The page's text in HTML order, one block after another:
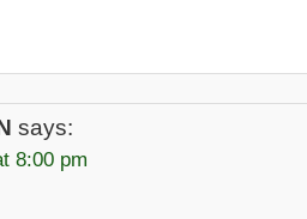
says:
8:00 pm